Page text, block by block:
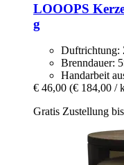
LOOOPS
g
Duftrichtung:
Brenndauer:
Handarbeit
€ 46,00 (€ 184,00 /
Gratis Zustellung